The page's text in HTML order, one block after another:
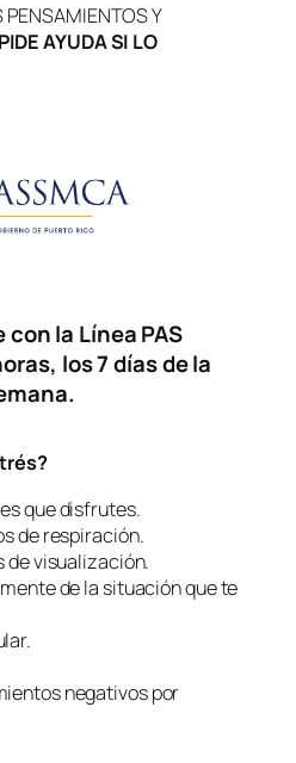
PENSAMIENTOS Y
PIDE AYUDA SI LO
la Línea PAS
los 7 días de la
que disfrutes.
de respiración.
de visualización.
de la situación que te
negativos por